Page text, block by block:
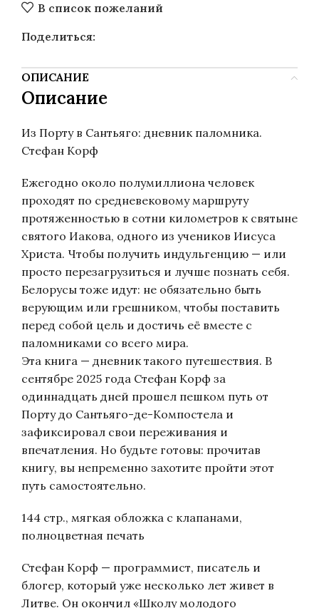
В список пожеланий
Поделиться:
ОПИСАНИЕ
Описание
Из Порту в Сантьяго: дневник паломника.
Стефан Корф
Ежегодно около полумиллиона человек
проходят по средневековому маршруту
протяженностью в сотни километров к святыне
святого Иакова, одного из учеников Иисуса
Христа. Чтобы получить индульгенцию — или
просто перезагрузиться и лучше познать себя.
Белорусы тоже идут: не обязательно быть
верующим или грешником, чтобы поставить
перед собой цель и достичь её вместе с
паломниками со всего мира.
Эта книга — дневник такого путешествия. В
сентябре 2025 года Стефан Корф за
одиннадцать дней прошел пешком путь от
Порту до Сантьяго-де-Компостела и
зафиксировал свои переживания и
впечатления. Но будьте готовы: прочитав
книгу, вы непременно захотите пройти этот
путь самостоятельно.
144 стр., мягкая обложка с клапанами,
полноцветная печать
Стефан Корф — программист, писатель и
блогер, который уже несколько лет живет в
Литве. Он окончил «Школу молодого